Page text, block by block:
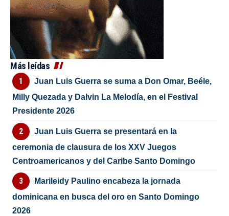
Más leídas
Juan Luis Guerra se suma a Don Omar, Beéle,
Milly Quezada y Dalvin La Melodía, en el Festival
Presidente 2026
Juan Luis Guerra se presentará en la
ceremonia de clausura de los XXV Juegos
Centroamericanos y del Caribe Santo Domingo
Marileidy Paulino encabeza la jornada
dominicana en busca del oro en Santo Domingo
2026